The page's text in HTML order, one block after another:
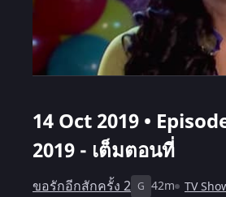
14 Oct 2019 •
2019 - เต็มตอนที่
ขอรักอีกสักครั้ง 2 G 42m TV